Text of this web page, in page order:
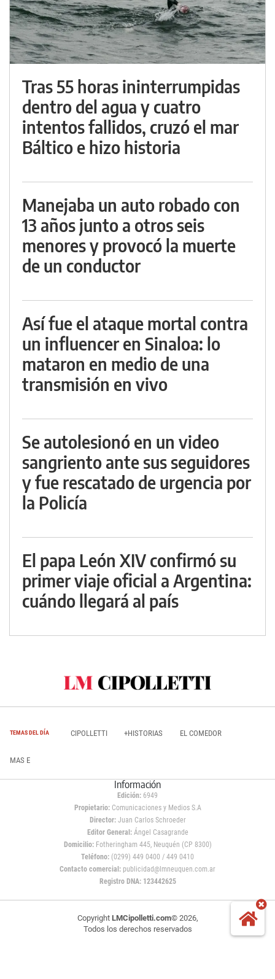
Tras 55 horas ininterrumpidas
dentro del agua y cuatro
intentos fallidos, cruzó el mar
Báltico e hizo historia
Manejaba un auto robado con
13 años junto a otros seis
menores y provocó la muerte
de un conductor
Así fue el ataque mortal contra
un influencer en Sinaloa: lo
mataron en medio de una
transmisión en vivo
Se autolesionó en un video
sangriento ante sus seguidores
y fue rescatado de urgencia por
la Policía
El papa León XIV confirmó su
primer viaje oficial a Argentina:
cuándo llegará al país
TEMAS DEL DÍA CIPOLLETTI +HISTORIAS EL COMEDOR
MAS E
Información
Edición: 6949
Propietario:Comunicaciones y Medios S.A
Director: Juan Carlos Schroeder
Editor General:Ángel Casagrande
Domicilio:Fotheringham 445, Neuquén (CP 8300)
Teléfono: (0299) 449 0400 / 449 0410
Contacto comercial: publicidad@lmneuquen.com.ar
Registro DNA: 123442625
Copyright LMCipolletti.com© 2026,
Todos los derechos reservados